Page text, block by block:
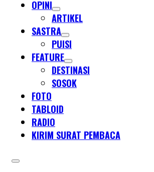
OPINI
ARTIKEL
SASTRA
PUISI
FEATURE
DESTINASI
SOSOK
FOTO
TABLOID
RADIO
KIRIM SURAT PEMBACA